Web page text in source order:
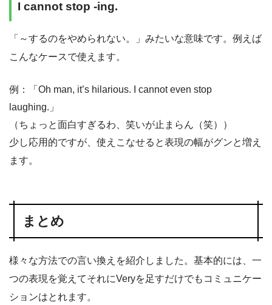
I cannot stop -ing.
「～するのをやめられない。」みたいな意味です。例えば
こんなケースで使えます。
例：「Oh man, it’s hilarious. I cannot even stop
laughing.」
（ちょっと面白すぎるわ、笑いが止まらん（笑））
少し応用的ですが、使えこなせると表現の幅がグンと増え
ます。
まとめ
様々な方法での言い換えを紹介しました。基本的には、一
つの表現を覚えてそれにVeryを足すだけでもコミュニケー
ションはとれます。